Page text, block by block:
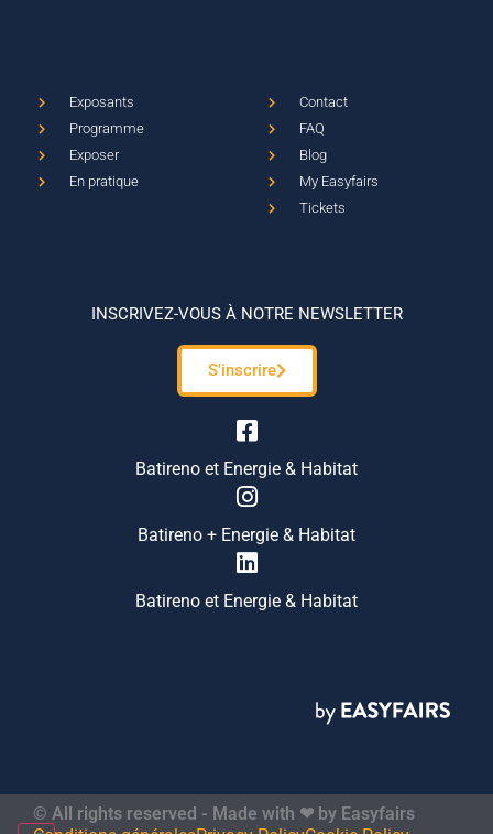
Exposants
Programme
Exposer
En pratique
Contact
FAQ
Blog
My Easyfairs
Tickets
INSCRIVEZ-VOUS À NOTRE NEWSLETTER
S'inscrire
Batireno et Energie & Habitat
Batireno + Energie & Habitat
Batireno et Energie & Habitat
© All rights reserved - Made with ❤ by Easyfairs